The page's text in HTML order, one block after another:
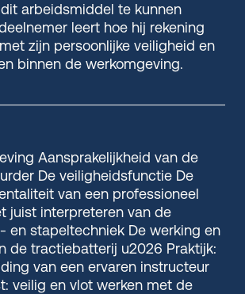
arbeidsmiddel te kunnen
leert hoe hij rekening
zijn persoonlijke veiligheid en
binnen de werkomgeving.
Aansprakelijkheid van de
De veiligheidsfunctie De
van een professioneel
juist interpreteren van de
en stapeltechniek De werking en
de tractiebatterij u2026 Praktijk:
van een ervaren instructeur
veilig en vlot werken met de